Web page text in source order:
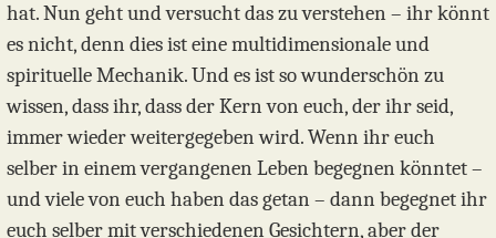
hat. Nun geht und versucht das zu verstehen – ihr könnt
es nicht, denn dies ist eine multidimensionale und
spirituelle Mechanik. Und es ist so wunderschön zu
wissen, dass ihr, dass der Kern von euch, der ihr seid,
immer wieder weitergegeben wird. Wenn ihr euch
selber in einem vergangenen Leben begegnen könntet –
und viele von euch haben das getan – dann begegnet ihr
euch selber mit verschiedenen Gesichtern, aber der